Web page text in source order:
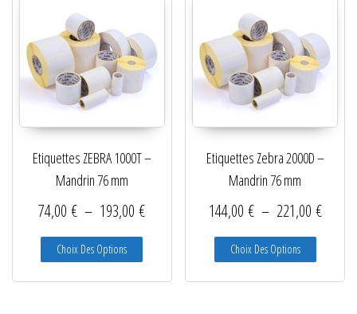
Etiquettes ZEBRA 1000T –
Mandrin 76 mm
74,00€ – 193,00€Plage de prix : 74,00 € à 193,00 €
Choix Des Options Ce produit a plusieurs variations. Les options
Etiquettes Zebra 2000D –
Mandrin 76 mm
144,00 € – 221,00 €Plage
Choix Des Options Ce